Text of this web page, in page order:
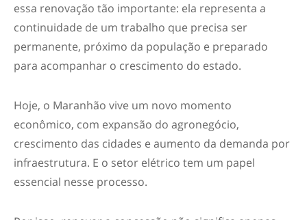
essa renovação tão importante: ela representa a
continuidade de um trabalho que precisa ser
permanente, próximo da população e preparado
para acompanhar o crescimento do estado.
Hoje, o Maranhão vive um novo momento
econômico, com expansão do agronegócio,
crescimento das cidades e aumento da demanda por
infraestrutura. E o setor elétrico tem um papel
essencial nesse processo.